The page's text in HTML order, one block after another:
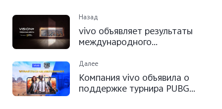
Назад
vivo объявляет результаты
международного
Далее
Компания vivo объявила о
поддержке турнира PUBG